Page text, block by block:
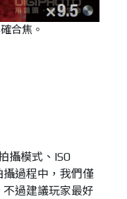
合焦。
攝模式、ISO
過程中，我們僅
過建議玩家最好